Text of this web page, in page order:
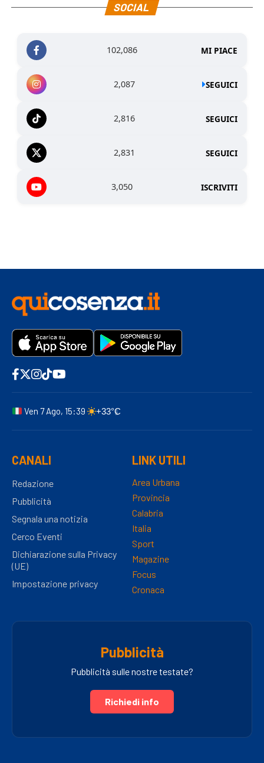
SOCIAL
102,086 MI PIACE
2,087 SEGUICI
2,816 SEGUICI
2,831 SEGUICI
3,050 ISCRIVITI
Ven 7 Ago, 15:39 +33°C
CANALI
Redazione
Pubblicità
Segnala una notizia
Cerco Eventi
Dichiarazione sulla Privacy
(UE)
Impostazione privacy
LINK UTILI
Area Urbana
Provincia
Calabria
Italia
Sport
Magazine
Focus
Cronaca
Pubblicità
Pubblicità sulle nostre testate?
Richiedi info